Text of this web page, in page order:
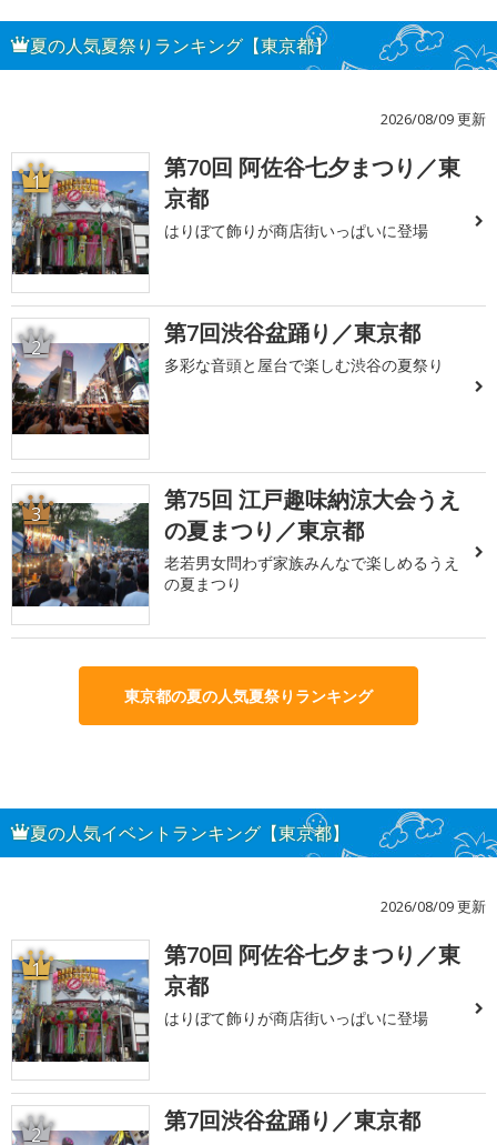
夏の人気夏祭りランキング【東京都】
2026/08/09 更新
1
第70回 阿佐谷七夕まつり／東
京都
はりぼて飾りが商店街いっぱいに登場
2 第7回渋谷盆踊り／東京都
多彩な音頭と屋台で楽しむ渋谷の夏祭り
3
第75回 江戸趣味納涼大会うえ
の夏まつり／東京都
老若男女問わず家族みんなで楽しめるうえ
の夏まつり
東京都の夏の人気夏祭りランキング
夏の人気イベントランキング【東京都】
2026/08/09 更新
1
第70回 阿佐谷七夕まつり／東
京都
はりぼて飾りが商店街いっぱいに登場
2 第7回渋谷盆踊り／東京都